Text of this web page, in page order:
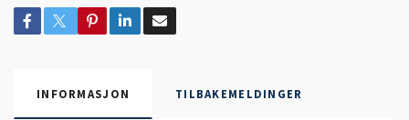
INFORMASJON TILBAKEMELDINGER